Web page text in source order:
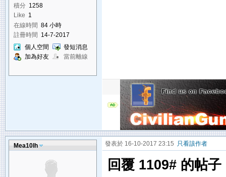
積分 1258
Like 1
在線時間 84 小時
註冊時間 14-7-2017
個人空間
發短消息
加為好友
當前離線
Mea10lh 發表於 16-10-2017 23:15 只看該作者
回覆 1109# 的帖子